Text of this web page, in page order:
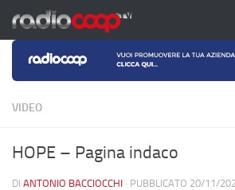
Salta al contenuto
VIDEO
HOPE – Pagina indaco
DI ANTONIO BACCIOCCHI · PUBBLICATO 20/11/